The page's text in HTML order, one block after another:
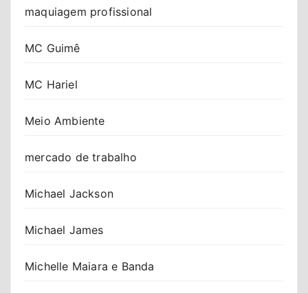
maquiagem profissional
MC Guimê
MC Hariel
Meio Ambiente
mercado de trabalho
Michael Jackson
Michael James
Michelle Maiara e Banda